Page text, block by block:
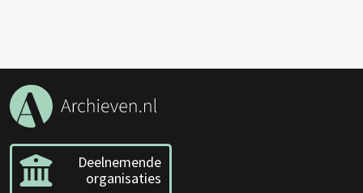
Deelnemende
organisaties